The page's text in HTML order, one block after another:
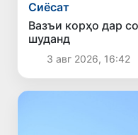
Сиёсат
Вазъи корҳо дар
шуданд
3 авг 2026, 16:42